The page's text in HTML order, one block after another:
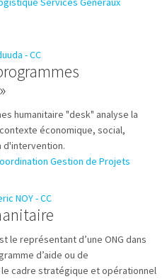
humanitaire "desk" analyse la
économique, social,
d'intervention.
Gestion de Projets
le représentant d’une ONG dans
d’aide ou de
cadre stratégique et opérationnel